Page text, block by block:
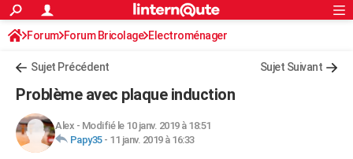
ACTUALITÉS
Politique
Société
Faits Divers
Education
Monde
Villes
+
FINANCE
Retraite
Impôts
Epargne
Immobilier
Risques naturels par ville
Banque
Assurance
Crédit
AUTO
S'inscrire
Connexion
Forum Forum Bricolage Electroménager
Sujet Précédent Sujet Suivant
Problème avec plaque induction
Alex - Modifié le 10 janv. 2019 à 18:51
Papy35- 11 janv. 2019 à 16:33